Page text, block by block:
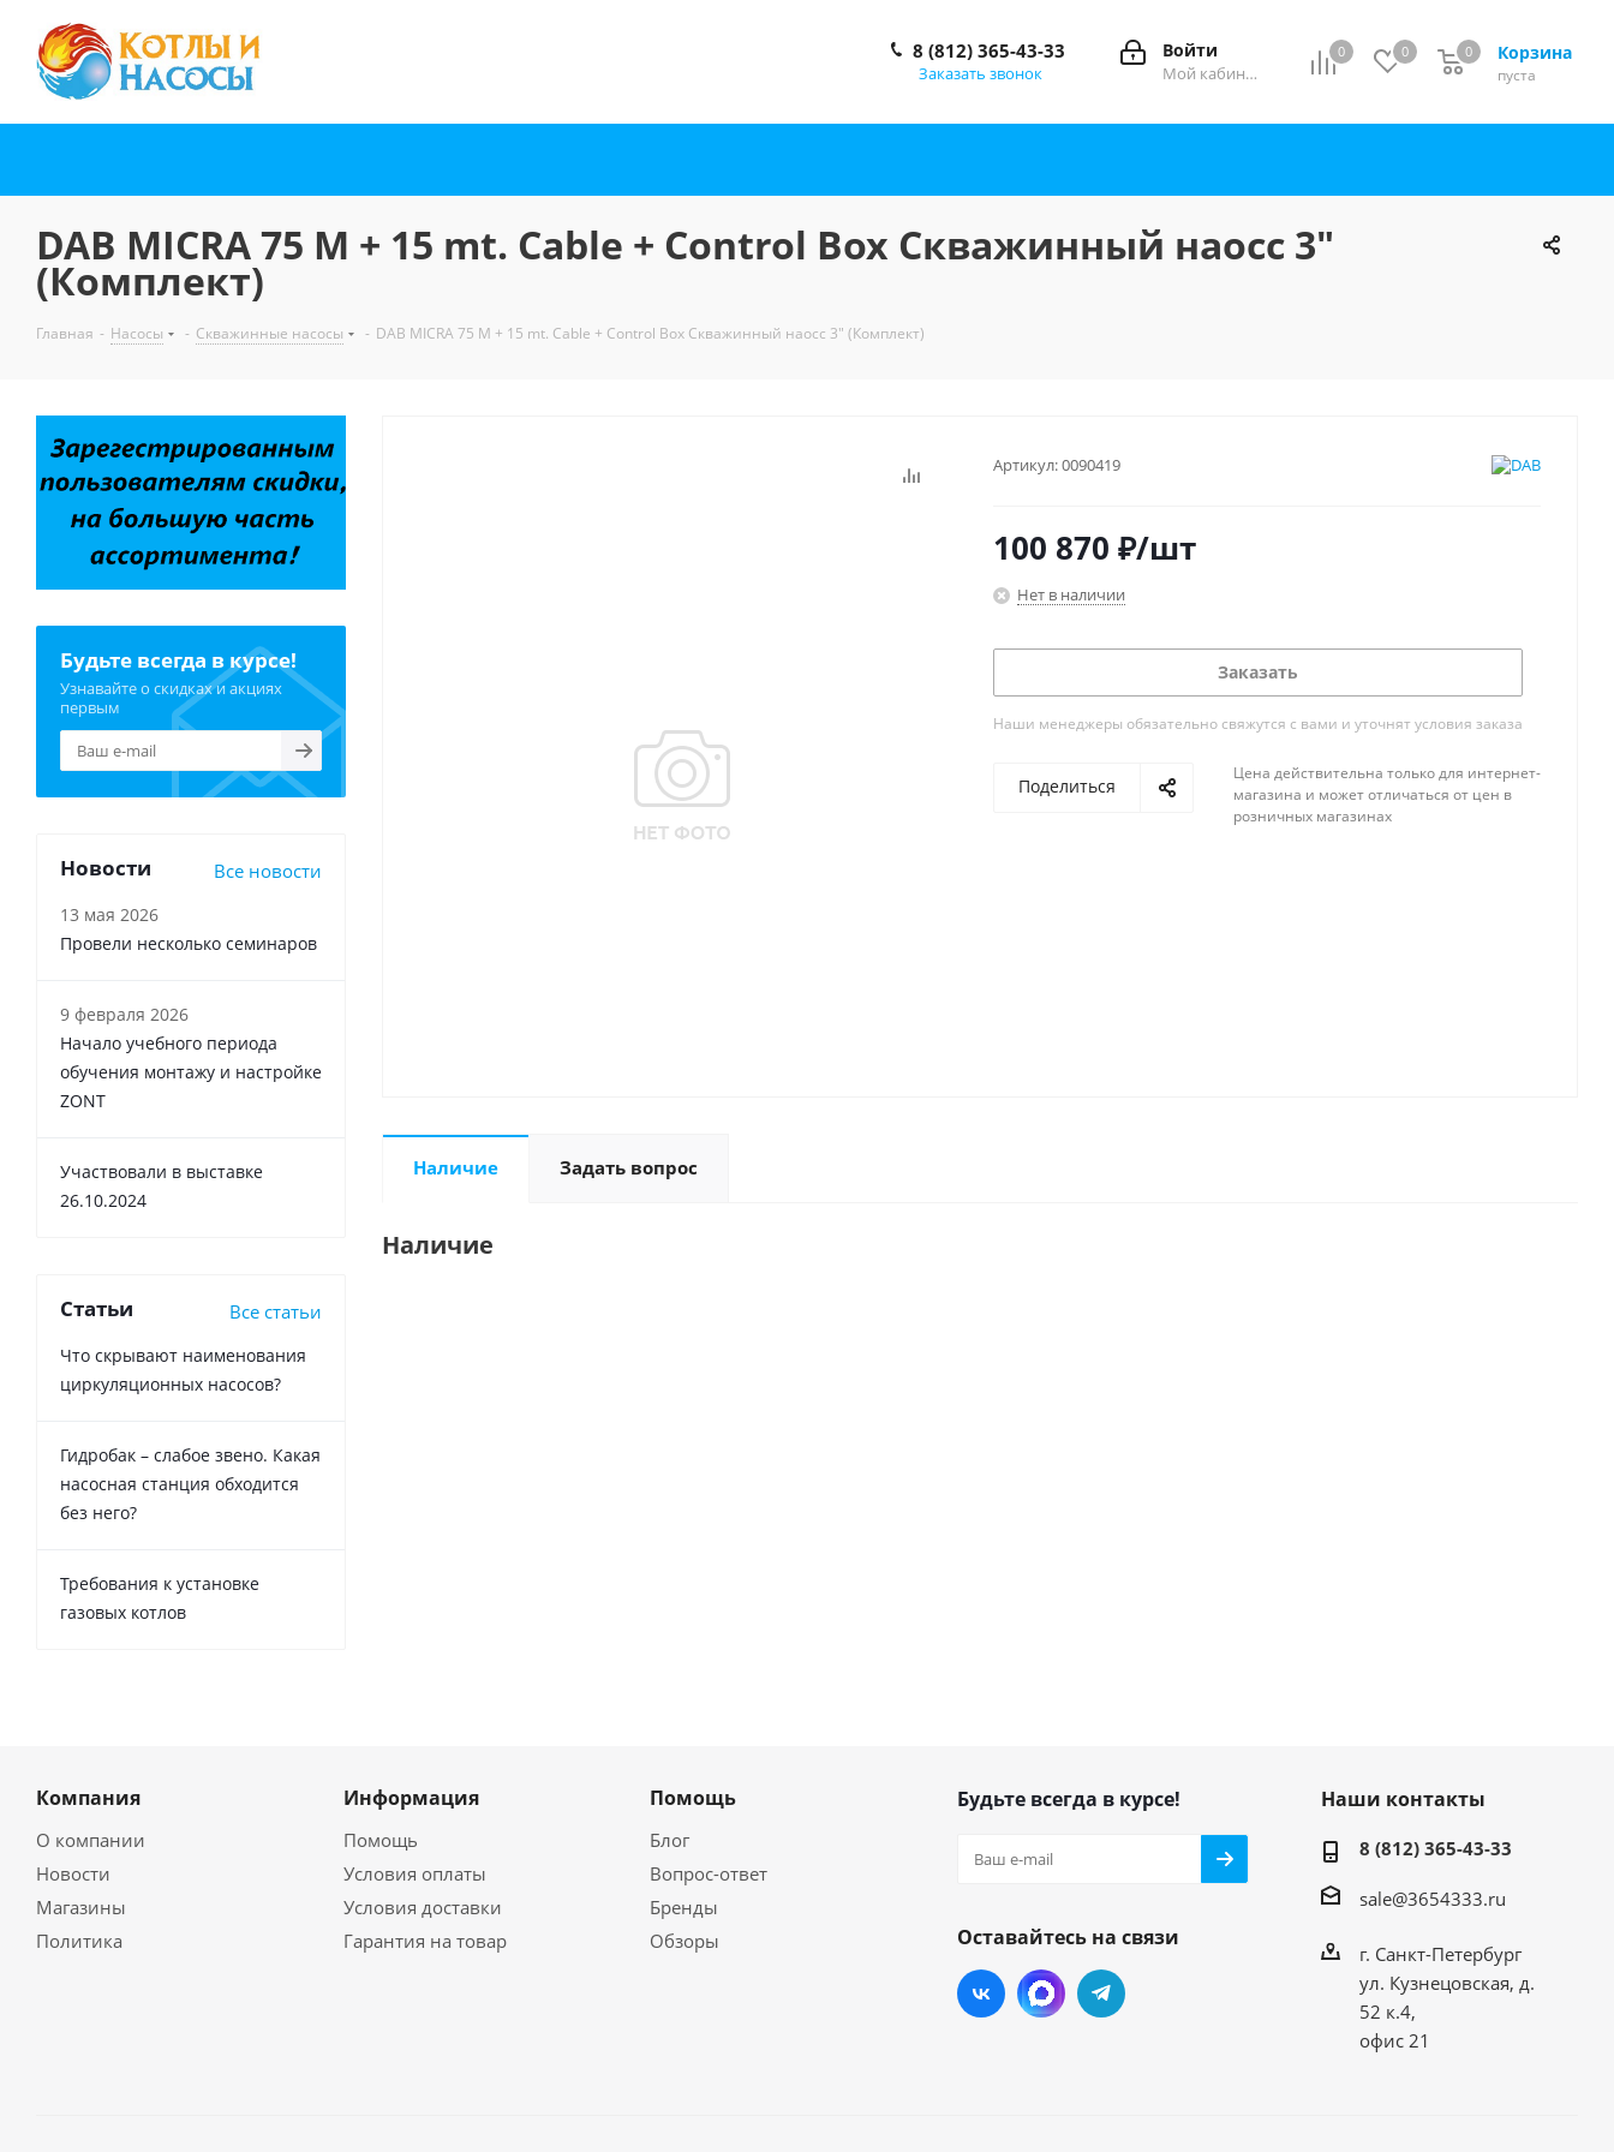
0 0 Корзина
0
пуста
0
Войти
Мой кабинет
8 (812) 365-43-33
Заказать звонок
DAB MICRA 75 M + 15 mt. Cable + Control Box Скважинный наосс 3"
(Комплект)
Главная - Насосы - Скважинные насосы - DAB MICRA 75 M + 15 mt. Cable + Control Box Скважинный наосс 3" (Комплект)
Артикул:0090419
100 870 ₽/шт
Нет в наличии
Заказать
Наши менеджеры обязательно свяжутся с вами и уточнят условия заказа
Поделиться
Цена действительна только для интернет-
магазина и может отличаться от цен в
розничных магазинах
Наличие Задать вопрос
Наличие
Будьте всегда в курсе!
Узнавайте о скидках и акциях
первым
Новости Все новости
13 мая 2026
Провели несколько семинаров
9 февраля 2026
Начало учебного периода
обучения монтажу и настройке
ZONT
Участвовали в выставке
26.10.2024
Статьи Все статьи
Что скрывают наименования
циркуляционных насосов?
Гидробак – слабое звено. Какая
насосная станция обходится
без него?
Требования к установке
газовых котлов
Компания
О компании
Новости
Магазины
Политика
Информация
Помощь
Условия оплаты
Условия доставки
Гарантия на товар
Помощь
Блог
Вопрос-ответ
Бренды
Обзоры
Будьте всегда в курсе!
Оставайтесь на связи
Наши контакты
8 (812) 365-43-33
sale@3654333.ru
г. Санкт-Петербург
ул. Кузнецовская, д.
52 к.4,
офис 21